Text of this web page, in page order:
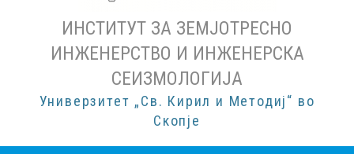
ИНСТИТУТ ЗА ЗЕМЈОТРЕСНО
ИНЖЕНЕРСТВО И ИНЖЕНЕРСКА
СЕИЗМОЛОГИЈА
Универзитет „Св. Кирил и Методиј“ во
Скопје